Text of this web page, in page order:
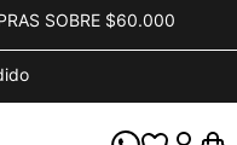
SOBRE $60.000